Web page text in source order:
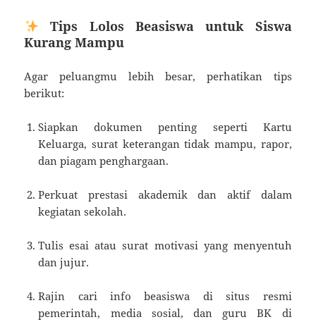
Tips Lolos Beasiswa untuk Siswa
Kurang Mampu
Agar peluangmu lebih besar, perhatikan tips
berikut:
Siapkan dokumen penting seperti Kartu
Keluarga, surat keterangan tidak mampu, rapor,
dan piagam penghargaan.
Perkuat prestasi akademik dan aktif dalam
kegiatan sekolah.
Tulis esai atau surat motivasi yang menyentuh
dan jujur.
Rajin cari info beasiswa di situs resmi
pemerintah, media sosial, dan guru BK di